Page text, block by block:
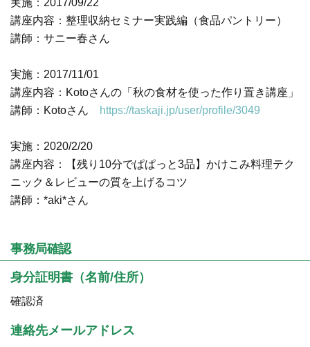
講座内容：整理収納セミナー実践編（食品パントリー）
講師：サニー春さん
実施：2017/11/01
講座内容：Kotoさんの「秋の食材を使った作り置き講座」
講師：Kotoさん
https://taskaji.jp/user/profile/3049
実施：2020/2/20
講座内容：【残り10分でぱぱっと3品】かけこみ料理テク
ニック＆レビューの質を上げるコツ
講師：*aki*さん
事務局確認
身分証明書（名前/住所）
確認済
連絡先メールアドレス